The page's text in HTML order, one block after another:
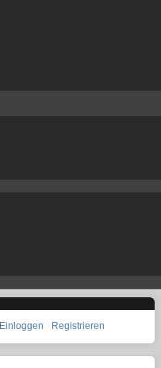
Einloggen Registrieren